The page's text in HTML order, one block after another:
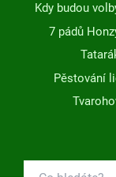
Kdy budou
7 pádů
Pěstování